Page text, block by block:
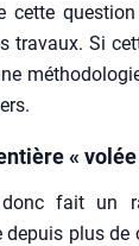
cette
tra­vaux. Si
«
fait un
depuis plus